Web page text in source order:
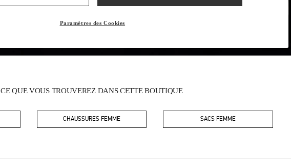
CE QUE VOUS TROUVEREZ DANS CETTE BOUTIQUE
CHAUSSURES FEMME SACS FEMME
Paramètres des Cookies